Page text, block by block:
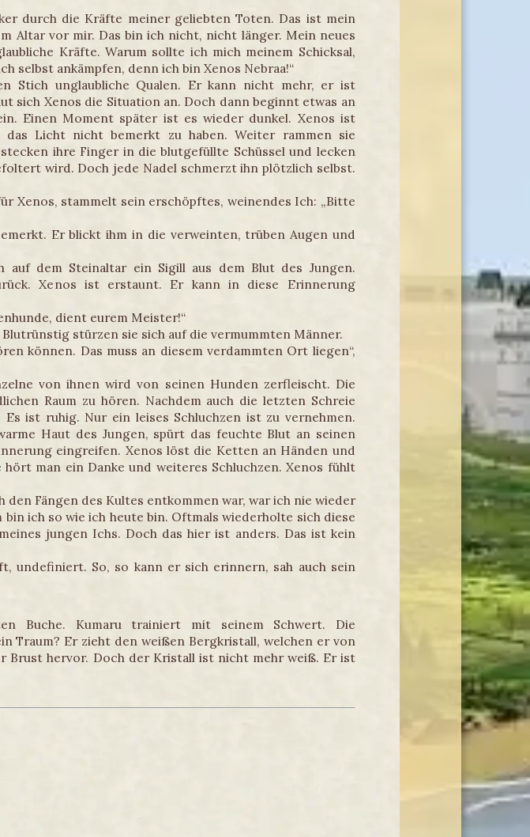
durch die Kräfte meiner geliebten Toten. Das ist mein
Altar vor mir. Das bin ich nicht, nicht länger. Mein neues
Kräfte. Warum sollte ich mich meinem Schicksal,
selbst ankämpfen, denn ich bin Xenos Nebraa!“
Stich unglaubliche Qualen. Er kann nicht mehr, er ist
sich Xenos die Situation an. Doch dann beginnt etwas an
Einen Moment später ist es wieder dunkel. Xenos ist
Licht nicht bemerkt zu haben. Weiter rammen sie
ihre Finger in die blutgefüllte Schüssel und lecken
wird. Doch jede Nadel schmerzt ihn plötzlich selbst.
Xenos, stammelt sein erschöpftes, weinendes Ich: „Bitte
Er blickt ihm in die verweinten, trüben Augen und
dem Steinaltar ein Sigill aus dem Blut des Jungen.
Xenos ist erstaunt. Er kann in diese Erinnerung
dient eurem Meister!“
stürzen sie sich auf die vermummten Männer.
können. Das muss an diesem verdammten Ort liegen“,
von ihnen wird von seinen Hunden zerfleischt. Die
Raum zu hören. Nachdem auch die letzten Schreie
ist ruhig. Nur ein leises Schluchzen ist zu vernehmen.
Haut des Jungen, spürt das feuchte Blut an seinen
eingreifen. Xenos löst die Ketten an Händen und
man ein Danke und weiteres Schluchzen. Xenos fühlt
Fängen des Kultes entkommen war, war ich nie wieder
ich so wie ich heute bin. Oftmals wiederholte sich diese
jungen Ichs. Doch das hier ist anders. Das ist kein
undefiniert. So, so kann er sich erinnern, sah auch sein
Buche. Kumaru trainiert mit seinem Schwert. Die
Traum? Er zieht den weißen Bergkristall, welchen er von
Brust hervor. Doch der Kristall ist nicht mehr weiß. Er ist